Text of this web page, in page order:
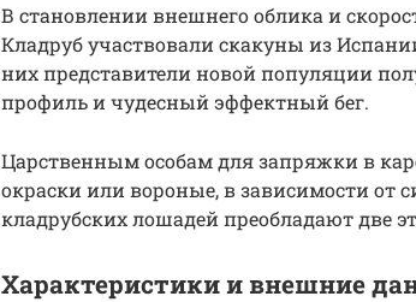
В становлении внешнего облика и
Кладруб участвовали скакуны из
них представители новой популяции
профиль и чудесный эффектный бег.
Царственным особам для запряжки в
окраски или вороные, в зависимости от
кладрубских лошадей преобладают две
Характеристики и внешние